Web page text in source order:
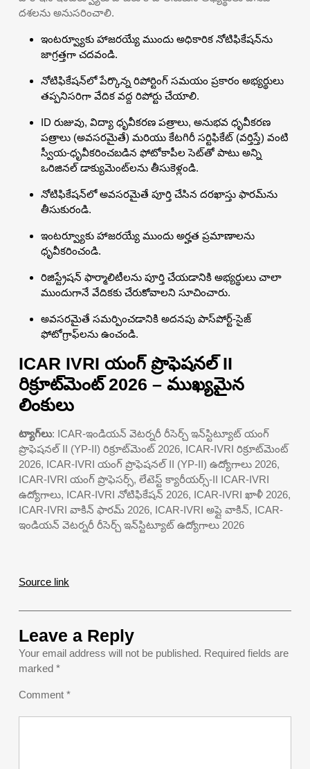
దశలను అనుసరించాలి.
ఇంటర్వ్యూకు హాజరయ్యే ముందు అధికారిక నోటిఫికేషన్‌ను
జాగ్రత్తగా చదవండి.
నోటిఫికేషన్‌లో పేర్కొన్న రిపోర్టింగ్ సమయం ప్రకారం అభ్యర్థులు
తప్పనిసరిగా వేదిక వద్ద రిపోర్టు చేయాలి.
ID రుజువు, విద్యా ధృవీకరణ పత్రాలు, అనుభవ ధృవీకరణ
పత్రాలు (అవసరమైతే) మరియు కేటగిరీ సర్టిఫికేట్ (వర్తిస్తే) వంటి
స్వీయ-ధృవీకరించబడిన ఫోటోకాపీల సెట్‌తో పాటు అన్ని
ఒరిజినల్ డాక్యుమెంట్‌లను తీసుకెళ్లండి.
నోటిఫికేషన్‌లో అవసరమైతే పూర్తి చేసిన దరఖాస్తు ఫారమ్‌ను
తీసుకురండి.
ఇంటర్వ్యూకు హాజరయ్యే ముందు అర్హత ప్రమాణాలను
ధృవీకరించండి.
రిజిస్ట్రేషన్ ఫార్మాలిటీలను పూర్తి చేయడానికి అభ్యర్థులు చాలా
ముందుగానే వేదికకు చేరుకోవాలని సూచించారు.
అవసరమైతే సమర్పించడానికి అదనపు పాస్‌పోర్ట్-సైజ్
ఫోటోగ్రాఫ్‌లను ఉంచండి.
ICAR IVRI యంగ్ ప్రొఫెషనల్ II
రిక్రూట్‌మెంట్ 2026 – ముఖ్యమైన
లింకులు
ట్యాగ్‌లు: ICAR-ఇండియన్ వెటర్నరీ రీసెర్చ్ ఇన్‌స్టిట్యూట్ యంగ్
ప్రొఫెషనల్ II (YP-II) రిక్రూట్‌మెంట్ 2026, ICAR-IVRI రిక్రూట్‌మెంట్
2026, ICAR-IVRI యంగ్ ప్రొఫెషనల్ II (YP-II) ఉద్యోగాలు 2026,
ICAR-IVRI యంగ్ ప్రొఫెసర్స్, లేటెస్ట్ క్యారీయర్స్-II ICAR-IVRI
ఉద్యోగాలు, ICAR-IVRI నోటిఫికేషన్ 2026, ICAR-IVRI ఖాళీ 2026,
ICAR-IVRI వాకిన్ ఫారమ్ 2026, ICAR-IVRI అప్లై వాకిన్, ICAR-
ఇండియన్ వెటర్నరీ రీసెర్చ్ ఇన్‌స్టిట్యూట్ ఉద్యోగాలు 2026
Source link
Leave a Reply
Your email address will not be published. Required fields are
marked *
Comment *